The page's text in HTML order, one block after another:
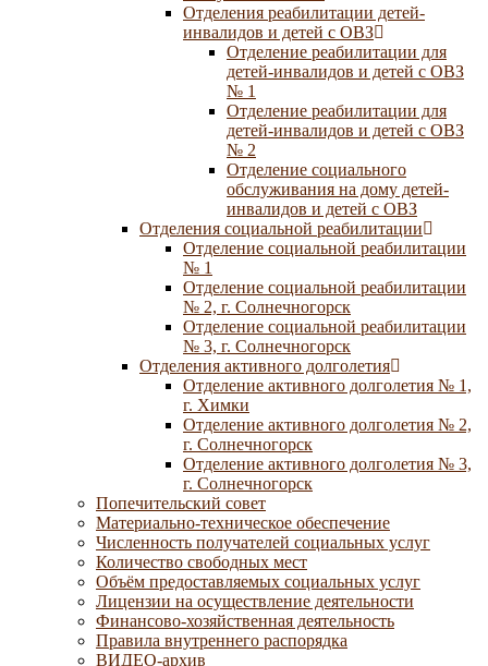
Отделения реабилитации детей-
инвалидов и детей с ОВЗ
Отделение реабилитации для
детей-инвалидов и детей с ОВЗ
№ 1
Отделение реабилитации для
детей-инвалидов и детей с ОВЗ
№ 2
Отделение социального
обслуживания на дому детей-
инвалидов и детей с ОВЗ
Отделения социальной реабилитации
Отделение социальной реабилитации
№ 1
Отделение социальной реабилитации
№ 2, г. Солнечногорск
Отделение социальной реабилитации
№ 3, г. Солнечногорск
Отделения активного долголетия
Отделение активного долголетия № 1,
г. Химки
Отделение активного долголетия № 2,
г. Солнечногорск
Отделение активного долголетия № 3,
г. Солнечногорск
Попечительский совет
Материально-техническое обеспечение
Численность получателей социальных услуг
Количество свободных мест
Объём предоставляемых социальных услуг
Лицензии на осуществление деятельности
Финансово-хозяйственная деятельность
Правила внутреннего распорядка
ВИДЕО-архив